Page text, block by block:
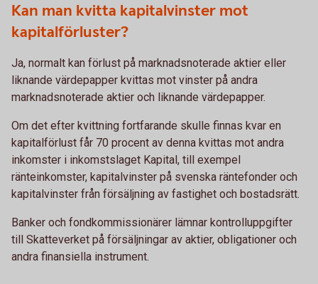
Kan man kvitta kapitalvinster mot
kapitalförluster?
Ja, normalt kan förlust på marknadsnoterade aktier eller
liknande värdepapper kvittas mot vinster på andra
marknadsnoterade aktier och liknande värdepapper.
Om det efter kvittning fortfarande skulle finnas kvar en
kapitalförlust får 70 procent av denna kvittas mot andra
inkomster i inkomstslaget Kapital, till exempel
ränteinkomster, kapitalvinster på svenska räntefonder och
kapitalvinster från försäljning av fastighet och bostadsrätt.
Banker och fondkommissionärer lämnar kontrolluppgifter
till Skatteverket på försäljningar av aktier, obligationer och
andra finansiella instrument.